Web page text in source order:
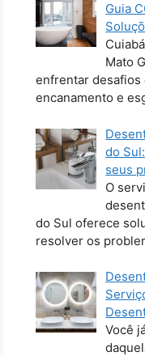
Guia
Mato
enfrentar desafios
encanamento e
do
seus
O
do Sul oferece
resolver os
Você